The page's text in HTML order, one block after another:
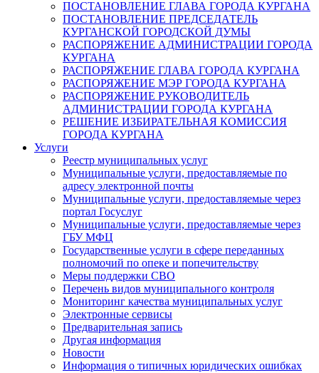
ПОСТАНОВЛЕНИЕ ГЛАВА ГОРОДА КУРГАНА
ПОСТАНОВЛЕНИЕ ПРЕДСЕДАТЕЛЬ
КУРГАНСКОЙ ГОРОДСКОЙ ДУМЫ
РАСПОРЯЖЕНИЕ АДМИНИСТРАЦИИ ГОРОДА
КУРГАНА
РАСПОРЯЖЕНИЕ ГЛАВА ГОРОДА КУРГАНА
РАСПОРЯЖЕНИЕ МЭР ГОРОДА КУРГАНА
РАСПОРЯЖЕНИЕ РУКОВОДИТЕЛЬ
АДМИНИСТРАЦИИ ГОРОДА КУРГАНА
РЕШЕНИЕ ИЗБИРАТЕЛЬНАЯ КОМИССИЯ
ГОРОДА КУРГАНА
Услуги
Реестр муниципальных услуг
Муниципальные услуги, предоставляемые по
адресу электронной почты
Муниципальные услуги, предоставляемые через
портал Госуслуг
Муниципальные услуги, предоставляемые через
ГБУ МФЦ
Государственные услуги в сфере переданных
полномочий по опеке и попечительству
Меры поддержки СВО
Перечень видов муниципального контроля
Мониторинг качества муниципальных услуг
Электронные сервисы
Предварительная запись
Другая информация
Новости
Информация о типичных юридических ошибках